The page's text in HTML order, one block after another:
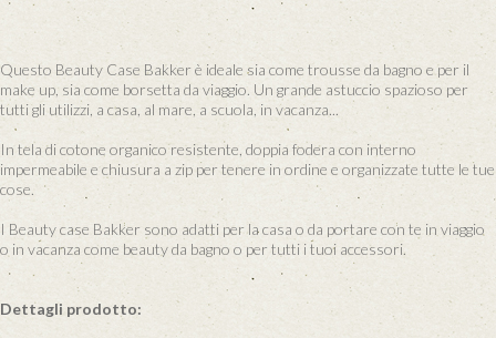
Questo Beauty Case Bakker è ideale sia come trousse da bagno e per il
make up, sia come borsetta da viaggio. Un grande astuccio spazioso per
tutti gli utilizzi, a casa, al mare, a scuola, in vacanza...
In tela di cotone organico resistente, doppia fodera con interno
impermeabile e chiusura a zip per tenere in ordine e organizzate tutte le tue
cose.
I Beauty case Bakker sono adatti per la casa o da portare con te in viaggio
o in vacanza come beauty da bagno o per tutti i tuoi accessori.
Dettagli prodotto: